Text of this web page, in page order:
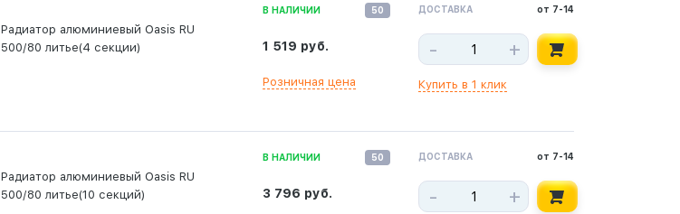
Радиатор алюминиевый Oasis RU
500/80 литье(4 секции)
В НАЛИЧИИ 50
1 519 руб.
Розничная цена
ДОСТАВКА от 7-14
- +
Купить в 1 клик
Радиатор алюминиевый Oasis RU
500/80 литье(10 секций)
В НАЛИЧИИ 50
3 796 руб.
ДОСТАВКА от 7-14
- +